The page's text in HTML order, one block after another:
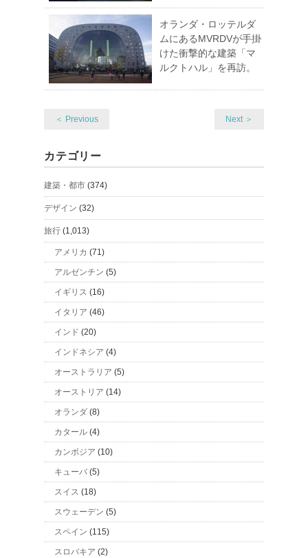
オランダ・ロッテルダ
ムにあるMVRDVが手掛
けた衝撃的な建築「マ
ルクトハル」を再訪。
＜ Previous Next ＞
カテゴリー
建築・都市 (374)
デザイン (32)
旅行 (1,013)
アメリカ (71)
アルゼンチン (5)
イギリス (16)
イタリア (46)
インド (20)
インドネシア (4)
オーストラリア (5)
オーストリア (14)
オランダ (8)
カタール (4)
カンボジア (10)
キューバ (5)
スイス (18)
スウェーデン (5)
スペイン (115)
スロバキア (2)